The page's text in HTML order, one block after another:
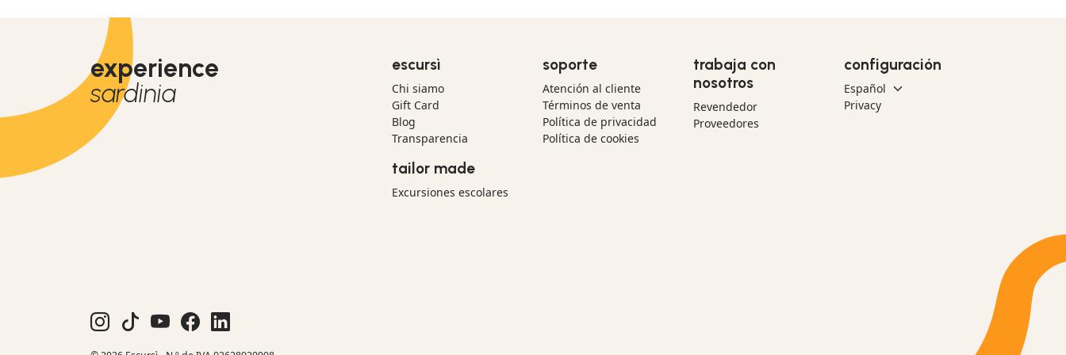
experience
sardinia
escursì
Chi siamo
Gift Card
Blog
Transparencia
tailor made
Excursiones escolares
soporte
Atención al cliente
Términos de venta
Política de privacidad
Política de cookies
trabaja con
nosotros
Revendedor
Proveedores
configuración
Privacy